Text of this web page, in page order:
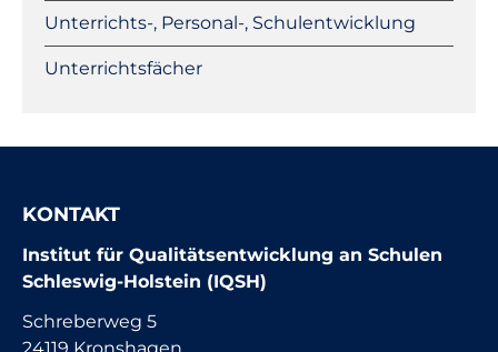
Unterrichts-, Personal-, Schulentwicklung
Unterrichtsfächer
KONTAKT
Institut für Qualitätsentwicklung an Schulen
Schleswig-Holstein (IQSH)
Schreberweg 5
24119 Kronshagen